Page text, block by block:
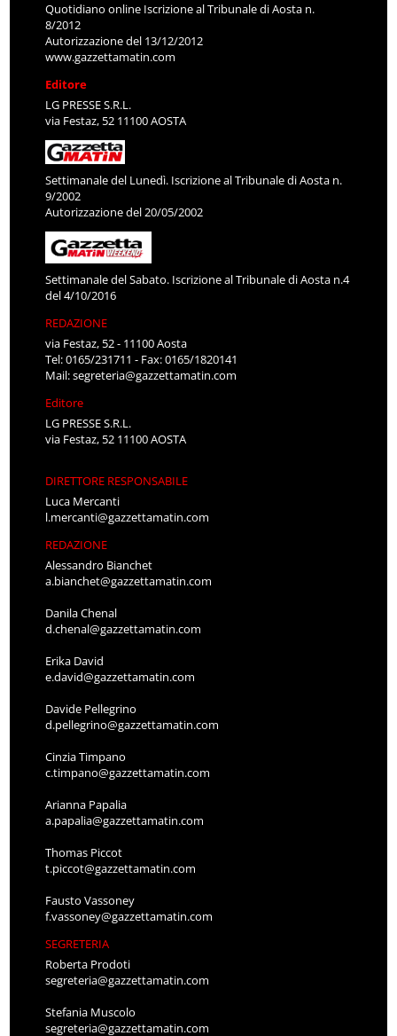
Quotidiano online Iscrizione al Tribunale di Aosta n.
8/2012
Autorizzazione del 13/12/2012
www.gazzettamatin.com
Editore
LG PRESSE S.R.L.
via Festaz, 52 11100 AOSTA
Settimanale del Lunedì. Iscrizione al Tribunale di Aosta n.
9/2002
Autorizzazione del 20/05/2002
Settimanale del Sabato. Iscrizione al Tribunale di Aosta n.4
del 4/10/2016
REDAZIONE
via Festaz, 52 - 11100 Aosta
Tel: 0165/231711 - Fax: 0165/1820141
Mail:segreteria@gazzettamatin.com
Editore
LG PRESSE S.R.L.
via Festaz, 52 11100 AOSTA
DIRETTORE RESPONSABILE
Luca Mercanti
l.mercanti@gazzettamatin.com
REDAZIONE
Alessandro Bianchet
a.bianchet@gazzettamatin.com
Danila Chenal
d.chenal@gazzettamatin.com
Erika David
e.david@gazzettamatin.com
Davide Pellegrino
d.pellegrino@gazzettamatin.com
Cinzia Timpano
c.timpano@gazzettamatin.com
Arianna Papalia
a.papalia@gazzettamatin.com
Thomas Piccot
t.piccot@gazzettamatin.com
Fausto Vassoney
f.vassoney@gazzettamatin.com
SEGRETERIA
Roberta Prodoti
segreteria@gazzettamatin.com
Stefania Muscolo
segreteria@gazzettamatin.com